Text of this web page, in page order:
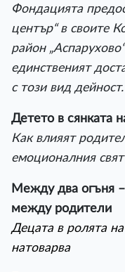
Фондацията
център“ в своите
район
единственият
с този вид дейност.
Детето в сянката
Как влияят
емоционалния
Между два огъня –
между родители
Децата в ролята
натоварва